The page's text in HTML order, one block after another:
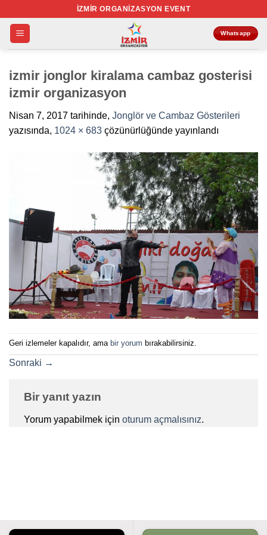
atla
İZMIR ORGANIZASYON EVENT
Whatsapp
izmir jonglor kiralama cambaz gosterisi
izmir organizasyon
Nisan 7, 2017 tarihinde, Jonglör ve Cambaz Gösterileri
yazısında, 1024 × 683 çözünürlüğünde yayınlandı
Geri izlemeler kapalıdır, ama bir yorum bırakabilirsiniz.
Sonraki →
Bir yanıt yazın
Yorum yapabilmek için oturum açmalısınız.